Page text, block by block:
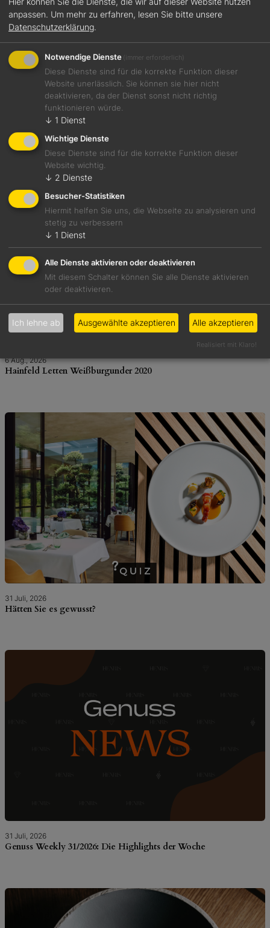
6 Aug., 2026
Trinkt mehr Fruchtwein!
6 Aug., 2026
Hainfeld Letten Weißburgunder 2020
31 Juli, 2026
Hätten Sie es gewusst?
31 Juli, 2026
Genuss Weekly 31/2026: Die Highlights der Woche
anpassen. Um mehr zu erfahren, lesen Sie bitte unsere
Datenschutzerklärung.
Notwendige Dienste (immer erforderlich)
Diese Dienste sind für die korrekte Funktion dieser
Website unerlässlich. Sie können sie hier nicht
deaktivieren, da der Dienst sonst nicht richtig
funktionieren würde.
↓ 1 Dienst
Wichtige Dienste
Diese Dienste sind für die korrekte Funktion dieser
Website wichtig.
↓ 2 Dienste
Besucher-Statistiken
Hiermit helfen Sie uns, die Webseite zu analysieren und
stetig zu verbessern
↓ 1 Dienst
Alle Dienste aktivieren oder deaktivieren
Mit diesem Schalter können Sie alle Dienste aktivieren
oder deaktivieren.
Ich lehne ab Ausgewählte akzeptieren Alle akzeptieren
Realisiert mit Klaro!